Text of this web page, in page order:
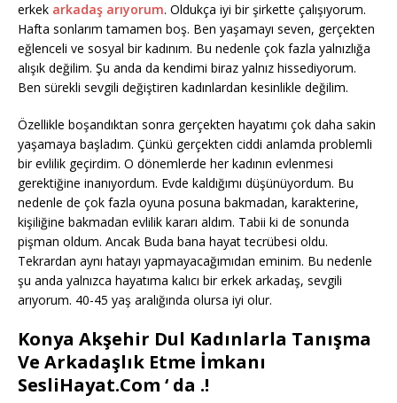
erkek arkadaş arıyorum. Oldukça iyi bir şirkette çalışıyorum.
Hafta sonlarım tamamen boş. Ben yaşamayı seven, gerçekten
eğlenceli ve sosyal bir kadınım. Bu nedenle çok fazla yalnızlığa
alışık değilim. Şu anda da kendimi biraz yalnız hissediyorum.
Ben sürekli sevgili değiştiren kadınlardan kesinlikle değilim.
Özellikle boşandıktan sonra gerçekten hayatımı çok daha sakin
yaşamaya başladım. Çünkü gerçekten ciddi anlamda problemli
bir evlilik geçirdim. O dönemlerde her kadının evlenmesi
gerektiğine inanıyordum. Evde kaldığımı düşünüyordum. Bu
nedenle de çok fazla oyuna posuna bakmadan, karakterine,
kişiliğine bakmadan evlilik kararı aldım. Tabii ki de sonunda
pişman oldum. Ancak Buda bana hayat tecrübesi oldu.
Tekrardan aynı hatayı yapmayacağımıdan eminim. Bu nedenle
şu anda yalnızca hayatıma kalıcı bir erkek arkadaş, sevgili
arıyorum. 40-45 yaş aralığında olursa iyi olur.
Konya Akşehir Dul Kadınlarla Tanışma
Ve Arkadaşlık Etme İmkanı
SesliHayat.Com ‘ da .!